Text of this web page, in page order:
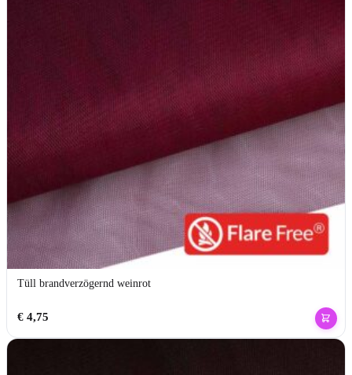
Tüll brandverzögernd weinrot
€4,75